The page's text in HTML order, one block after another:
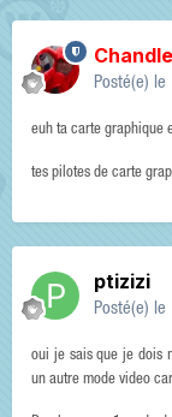
Posté(e) le
euh ta carte graphique
tes pilotes de carte
ptizizi
Posté(e) le
oui je sais que je dois
un autre mode video